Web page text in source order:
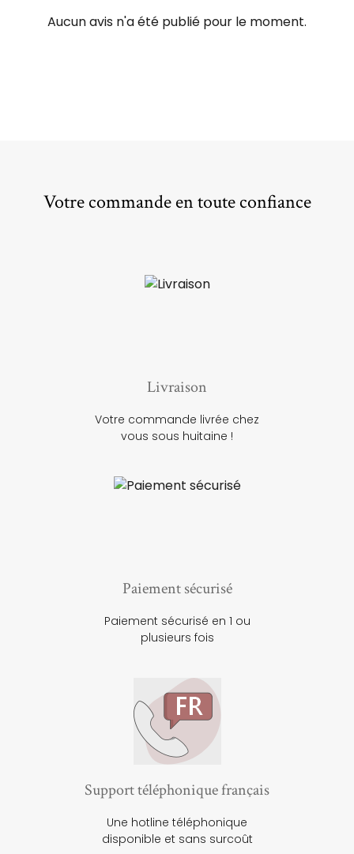
Aucun avis n'a été publié pour le moment.
Votre commande en toute confiance
Livraison
Votre commande livrée chez
vous sous huitaine !
Paiement sécurisé
Paiement sécurisé en 1 ou
plusieurs fois
Support téléphonique français
Une hotline téléphonique
disponible et sans surcoût